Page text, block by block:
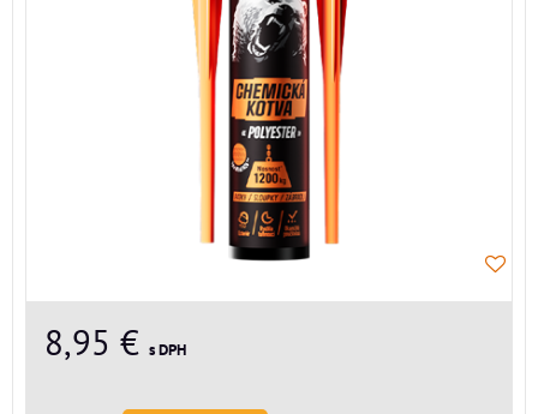
8,95 € s DPH